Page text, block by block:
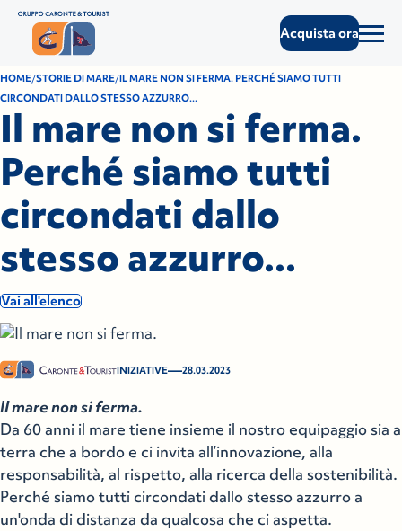
Acquista ora
HOME STORIE DI MARE IL MARE NON SI FERMA. PERCHÉ SIAMO TUTTI
CIRCONDATI DALLO STESSO AZZURRO...
Il mare non si ferma.
Perché siamo tutti
circondati dallo
stesso azzurro...
Vai all'elenco
INIZIATIVE—28.03.2023
Il mare non si ferma.
Da 60 anni il mare tiene insieme il nostro equipaggio sia a
terra che a bordo e ci invita all’innovazione, alla
responsabilità, al rispetto, alla ricerca della sostenibilità.
Perché siamo tutti circondati dallo stesso azzurro a
un'onda di distanza da qualcosa che ci aspetta.